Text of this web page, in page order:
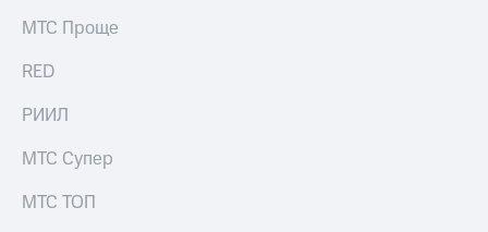
МТС Проще
RED
РИИЛ
МТС Супер
МТС ТОП